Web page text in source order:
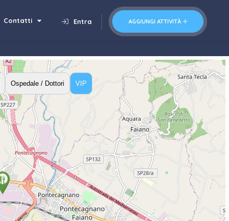
AGGIUNGI ATTIVITÀ
Entra
Contatti
Ospedale / Dottori VIP